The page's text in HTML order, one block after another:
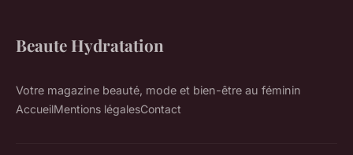
Beaute Hydratation
Votre magazine beauté, mode et bien-être au féminin
AccueilMentions légalesContact